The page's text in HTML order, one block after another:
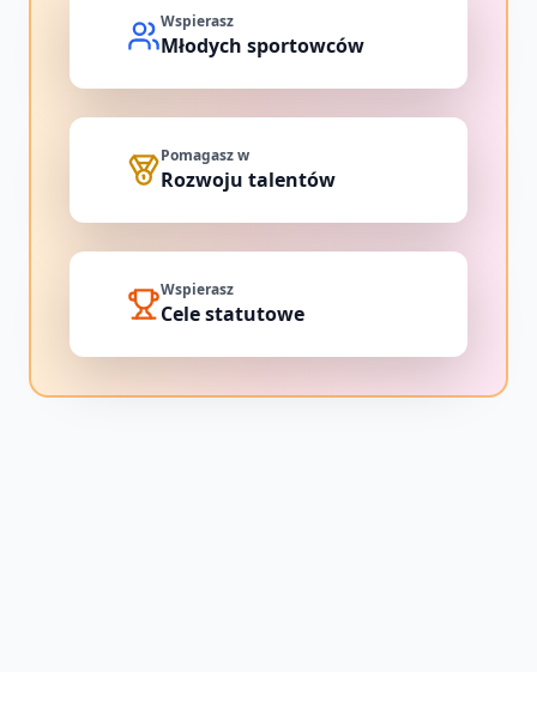
Wspierasz
Młodych sportowców
Pomagasz w
Rozwoju talentów
Wspierasz
Cele statutowe